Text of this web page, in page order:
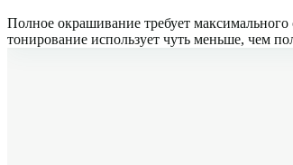
Полное окрашивание требует
тонирование использует чуть меньше, чем